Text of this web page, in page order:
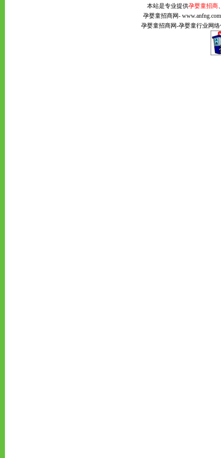
本站是专业提供孕婴童招商
孕婴童招商网-
孕婴童招商网-孕婴童行业网